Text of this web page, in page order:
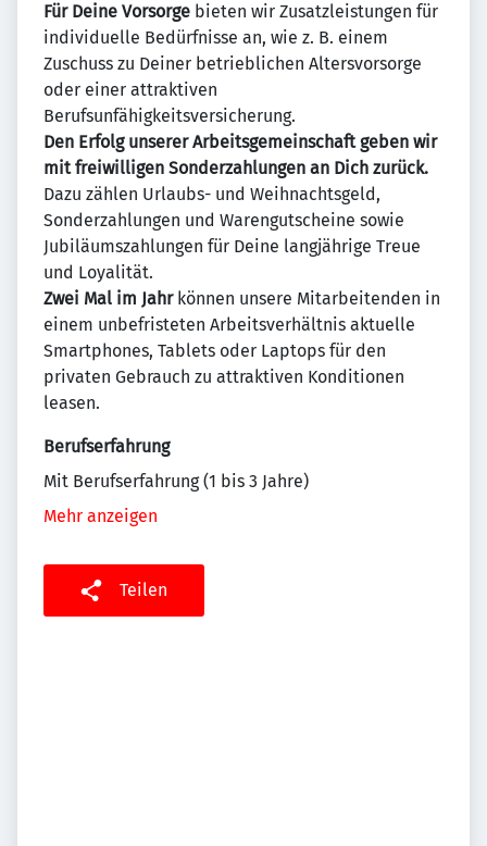
Für Deine Vorsorge bieten wir Zusatzleistungen für
individuelle Bedürfnisse an, wie z. B. einem
Zuschuss zu Deiner betrieblichen Altersvorsorge
oder einer attraktiven
Berufsunfähigkeitsversicherung.
Den Erfolg unserer Arbeitsgemeinschaft geben wir
mit freiwilligen Sonderzahlungen an Dich zurück.
Dazu zählen Urlaubs- und Weihnachtsgeld,
Sonderzahlungen und Warengutscheine sowie
Jubiläumszahlungen für Deine langjährige Treue
und Loyalität.
Zwei Mal im Jahr können unsere Mitarbeitenden in
einem unbefristeten Arbeitsverhältnis aktuelle
Smartphones, Tablets oder Laptops für den
privaten Gebrauch zu attraktiven Konditionen
leasen.
Berufserfahrung
Mit Berufserfahrung (1 bis 3 Jahre)
Mehr anzeigen
Teilen